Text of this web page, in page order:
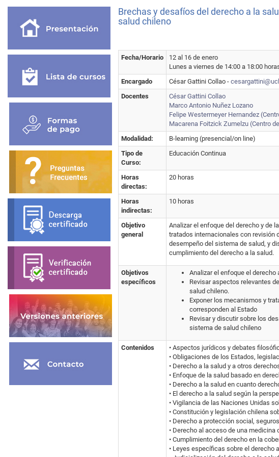
Brechas y desafíos del derecho a la
salud chileno
Fecha/Horario
12 al 16 de enero
Lunes a viernes de 14:00 a 18:00
Encargado
César Gattini Collao -
Docentes
César Gattini Collao
Marco Antonio Nuñez Lozano
Felipe Westermeyer Hernandez
Macarena Foitzick Zumelzu (Centro
Modalidad:
B-learning (presencial/on line)
Tipo de
Curso:
Educación Continua
Horas
directas:
20 horas
Horas
indirectas:
10 horas
Objetivo
general
Analizar el enfoque del derecho y de
tratados internacionales con revisión
desempeño del sistema de salud, y
cumplimiento del derecho a la salud.
Objetivos
específicos
Analizar el enfoque el
Revisar aspectos relevantes
salud chileno.
Exponer los mecanismos y
corresponden al Estado
Revisar y discutir sobre los
sistema de salud chileno
Contenidos
• Aspectos jurídicos y debates
• Obligaciones de los Estados,
• Derecho a la salud y a otros
• Enfoque de la salud basado en
• Derecho a la salud en cuanto
• El derecho a la salud según la
• Vigilancia de las Naciones Unidas
• Constitución y legislación chilena
• Derecho a protección social,
• Derecho al acceso de una medicina
• Cumplimiento del derecho en la
• Leyes específicas sobre el derecho